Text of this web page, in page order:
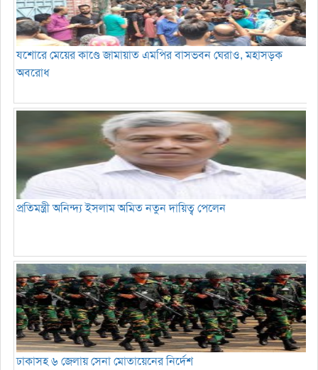
যশোরে মেয়ের কাণ্ডে জামায়াত এমপির বাসভবন ঘেরাও, মহাসড়ক
অবরোধ
প্রতিমন্ত্রী অনিন্দ্য ইসলাম অমিত নতুন দায়িত্ব পেলেন
ঢাকাসহ ৬ জেলায় সেনা মোতায়েনের নির্দেশ